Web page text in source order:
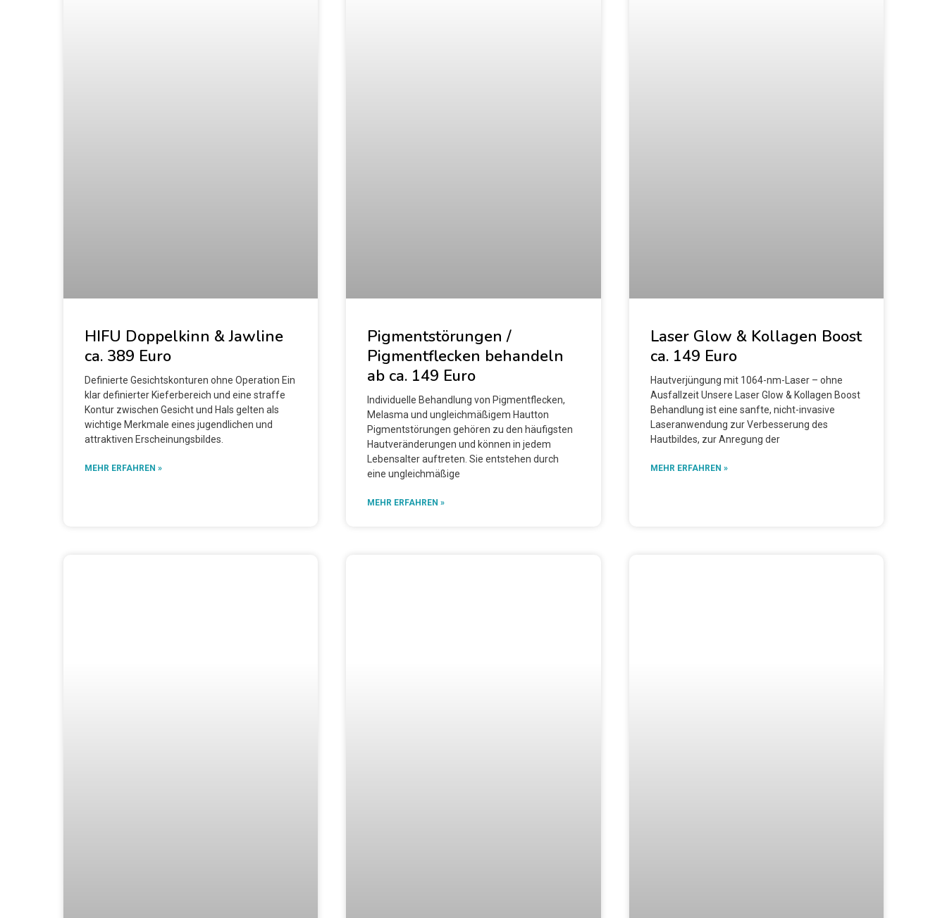
HIFU Doppelkinn & Jawline
ca. 389 Euro
Definierte Gesichtskonturen ohne Operation Ein
klar definierter Kieferbereich und eine straffe
Kontur zwischen Gesicht und Hals gelten als
wichtige Merkmale eines jugendlichen und
attraktiven Erscheinungsbildes.
MEHR ERFAHREN »
Pigmentstörungen /
Pigmentflecken behandeln
ab ca. 149 Euro
Individuelle Behandlung von Pigmentflecken,
Melasma und ungleichmäßigem Hautton
Pigmentstörungen gehören zu den häufigsten
Hautveränderungen und können in jedem
Lebensalter auftreten. Sie entstehen durch
eine ungleichmäßige
MEHR ERFAHREN »
Laser Glow & Kollagen Boost
ca. 149 Euro
Hautverjüngung mit 1064-nm-Laser – ohne
Ausfallzeit Unsere Laser Glow & Kollagen Boost
Behandlung ist eine sanfte, nicht-invasive
Laseranwendung zur Verbesserung des
Hautbildes, zur Anregung der
MEHR ERFAHREN »